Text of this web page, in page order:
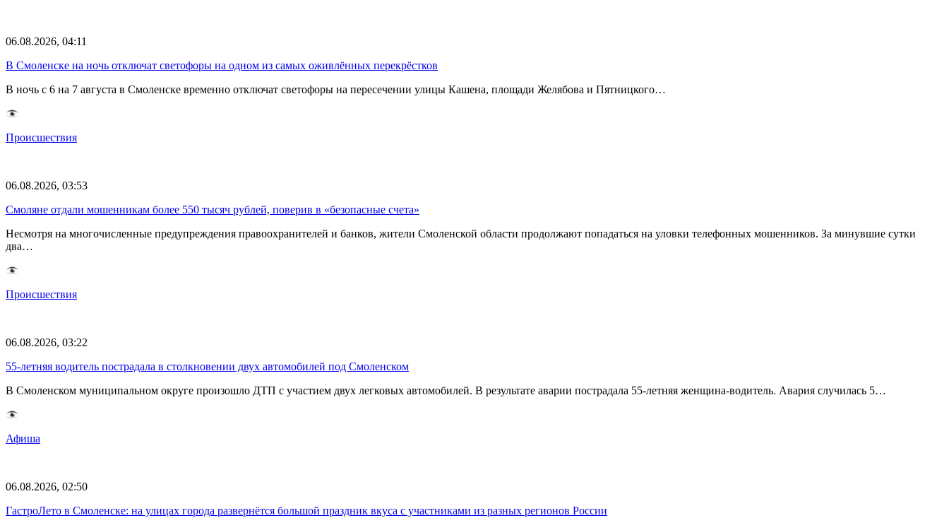
06.08.2026, 04:11
В Смоленске на ночь отключат светофоры на одном из самых оживлённых перекрёстков
В ночь с 6 на 7 августа в Смоленске временно отключат светофоры на пересечении улицы Кашена, площади Желябова и Пятницкого…
Происшествия
06.08.2026, 03:53
Смоляне отдали мошенникам более 550 тысяч рублей, поверив в «безопасные счета»
Несмотря на многочисленные предупреждения правоохранителей и банков, жители Смоленской области продолжают попадаться на уловки телефонных мошенников. За минувшие сутки
два…
Происшествия
06.08.2026, 03:22
55-летняя водитель пострадала в столкновении двух автомобилей под Смоленском
В Смоленском муниципальном округе произошло ДТП с участием двух легковых автомобилей. В результате аварии пострадала 55-летняя женщина-водитель. Авария случилась 5…
Афиша
06.08.2026, 02:50
ГастроЛето в Смоленске: на улицах города развернётся большой праздник вкуса с участниками из разных регионов России